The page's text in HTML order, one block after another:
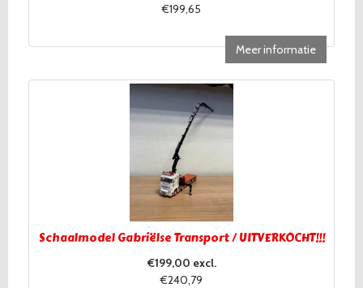
€199,65
Meer informatie
Schaalmodel Gabriëlse Transport / UITVERKOCHT!!!
€199,00 excl.
€240,79